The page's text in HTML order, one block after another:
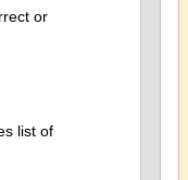
or
list of